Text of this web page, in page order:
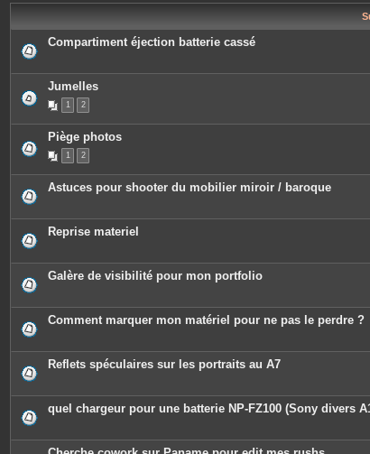
i
t
Compartiment éjection batterie cassé
Jumelles
1 2
Piège photos
1 2
Astuces pour shooter du mobilier miroir / baroque
Reprise materiel
Galère de visibilité pour mon portfolio
Comment marquer mon matériel pour ne pas le perdre ?
Reflets spéculaires sur les portraits au A7
quel chargeur pour une batterie NP-FZ100 (Sony divers